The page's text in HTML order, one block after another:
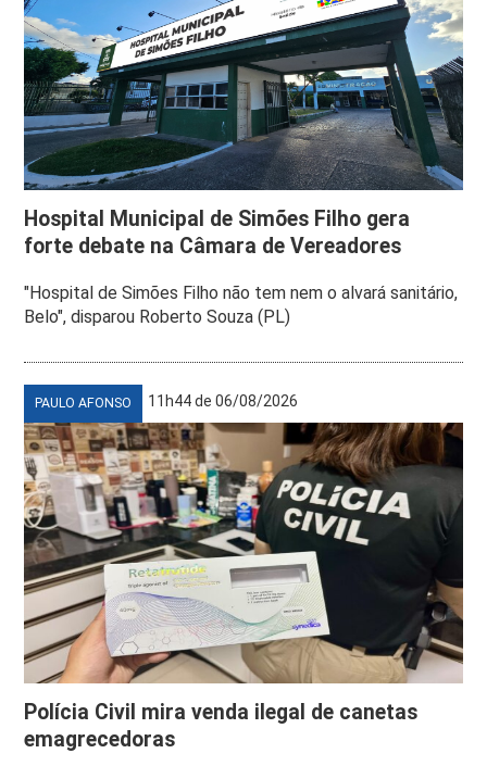
Hospital Municipal de Simões Filho gera
forte debate na Câmara de Vereadores
"Hospital de Simões Filho não tem nem o alvará sanitário,
Belo", disparou Roberto Souza (PL)
PAULO AFONSO 11h44 de 06/08/2026
Polícia Civil mira venda ilegal de canetas
emagrecedoras